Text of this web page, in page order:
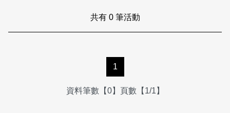
共有 0 筆活動
1
資料筆數【0】頁數【1/1】